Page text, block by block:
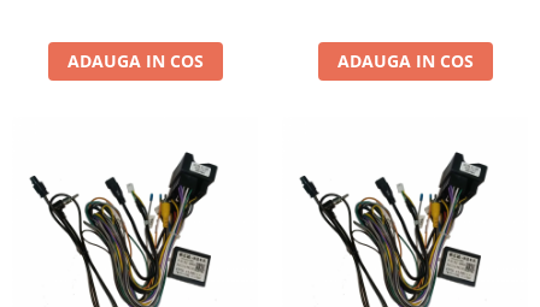
ADAUGA IN COS ADAUGA IN COS